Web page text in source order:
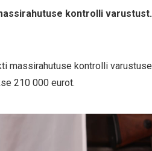
kontrolli varustust.
massirahutuse kontrolli varustuse
210 000 eurot.